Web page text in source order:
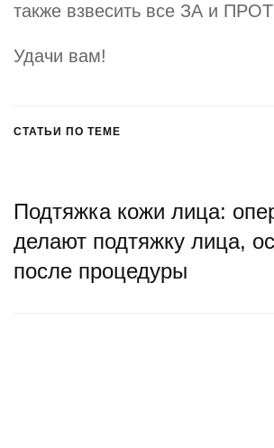
также взвесить все ЗА и
Удачи вам!
СТАТЬИ ПО ТЕМЕ
Подтяжка кожи лица:
делают подтяжку лица,
после процедуры